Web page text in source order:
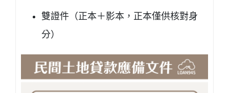
雙證件（正本＋影本，正本僅供核對身
分）